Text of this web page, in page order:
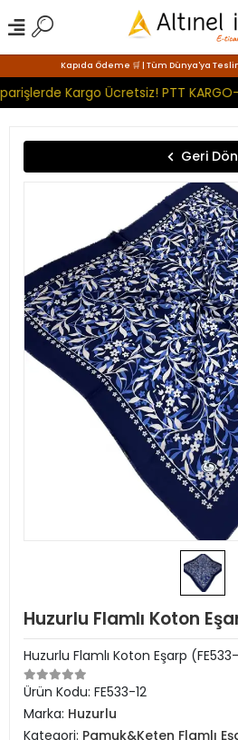
Kapıda Ödeme 🛒 | Tüm Dünya'ya
Kargo Ücretsiz! PTT KARGO-
Geri Dön
Huzurlu Flamlı Koton
Huzurlu Flamlı Koton Eşarp
Ürün Kodu: FE533-12
Marka: Huzurlu
Kategori: Pamuk&Keten Flamlı